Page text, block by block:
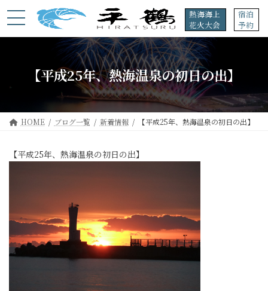
ン
プ
ビ
動
熱海海上
花火大会
宿泊
予約
【平成25年、熱海温泉の初日の出】
HOME ブログ一覧 新着情報 【平成25年、熱海温泉の初日の出】
【平成25年、熱海温泉の初日の出】